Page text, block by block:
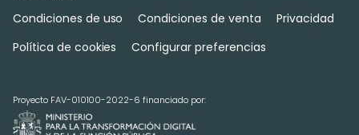
Condiciones de uso
Condiciones de venta
Privacidad
Política de cookies
Configurar preferencias
Proyecto FAV-010100-2022-6 financiado por: